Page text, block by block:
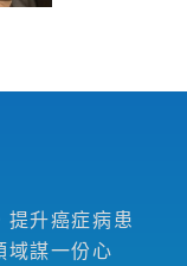
提升癌症病患
域謀一份心